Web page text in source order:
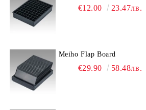
€12.00 23.47лв.
Meiho Flap Board
€29.90 58.48лв.